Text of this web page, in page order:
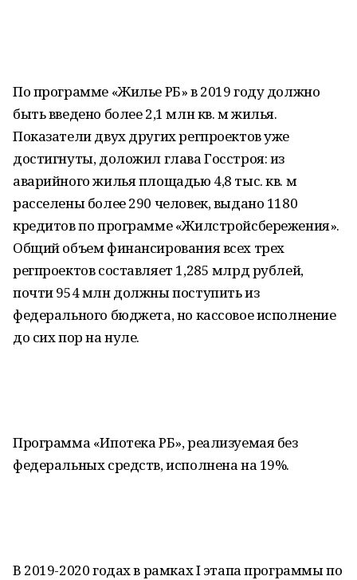
По программе «Жилье РБ» в 2019 году должно
быть введено более 2,1 млн кв. м жилья.
Показатели двух других регпроектов уже
достигнуты, доложил глава Госстроя: из
аварийного жилья площадью 4,8 тыс. кв. м
расселены более 290 человек, выдано 1180
кредитов по программе «Жилстройсбережения».
Общий объем финансирования всех трех
регпроектов составляет 1,285 млрд рублей,
почти 954 млн должны поступить из
федерального бюджета, но кассовое исполнение
до сих пор на нуле.
Программа «Ипотека РБ», реализуемая без
федеральных средств, исполнена на 19%.
В 2019-2020 годах в рамках I этапа программы по